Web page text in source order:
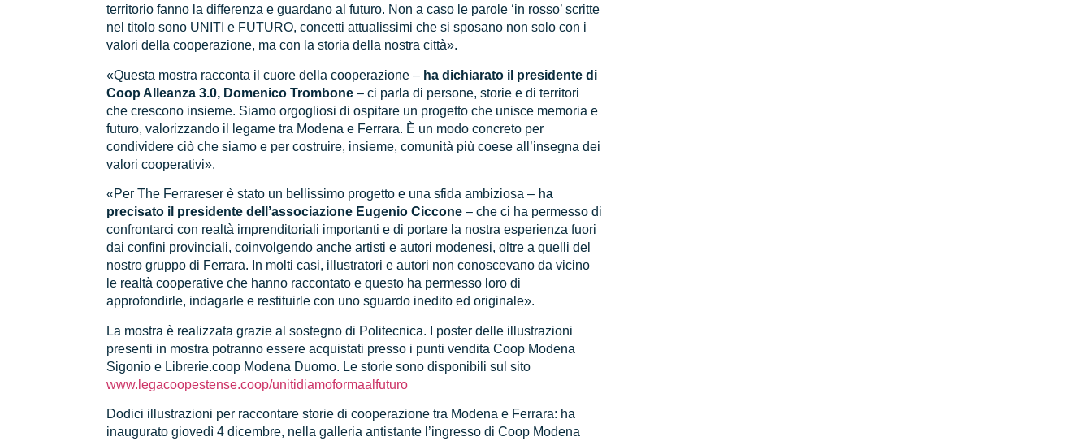
territorio fanno la differenza e guardano al futuro. Non a caso le parole ‘in rosso’ scritte
nel titolo sono UNITI e FUTURO, concetti attualissimi che si sposano non solo con i
valori della cooperazione, ma con la storia della nostra città».
«Questa mostra racconta il cuore della cooperazione – ha dichiarato il presidente di
Coop Alleanza 3.0, Domenico Trombone – ci parla di persone, storie e di territori
che crescono insieme. Siamo orgogliosi di ospitare un progetto che unisce memoria e
futuro, valorizzando il legame tra Modena e Ferrara. È un modo concreto per
condividere ciò che siamo e per costruire, insieme, comunità più coese all’insegna dei
valori cooperativi».
«Per The Ferrareser è stato un bellissimo progetto e una sfida ambiziosa – ha
precisato il presidente dell’associazione Eugenio Ciccone – che ci ha permesso di
confrontarci con realtà imprenditoriali importanti e di portare la nostra esperienza fuori
dai confini provinciali, coinvolgendo anche artisti e autori modenesi, oltre a quelli del
nostro gruppo di Ferrara. In molti casi, illustratori e autori non conoscevano da vicino
le realtà cooperative che hanno raccontato e questo ha permesso loro di
approfondirle, indagarle e restituirle con uno sguardo inedito ed originale».
La mostra è realizzata grazie al sostegno di Politecnica. I poster delle illustrazioni
presenti in mostra potranno essere acquistati presso i punti vendita Coop Modena
Sigonio e Librerie.coop Modena Duomo. Le storie sono disponibili sul sito
www.legacoopestense.coop/unitidiamoformaalfuturo
Dodici illustrazioni per raccontare storie di cooperazione tra Modena e Ferrara: ha
inaugurato giovedì 4 dicembre, nella galleria antistante l’ingresso di Coop Modena